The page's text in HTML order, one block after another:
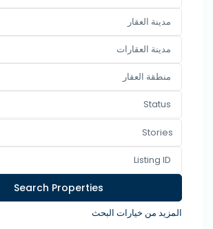
مدينة العقار
Status
Stories
المزيد من خيارات البحث